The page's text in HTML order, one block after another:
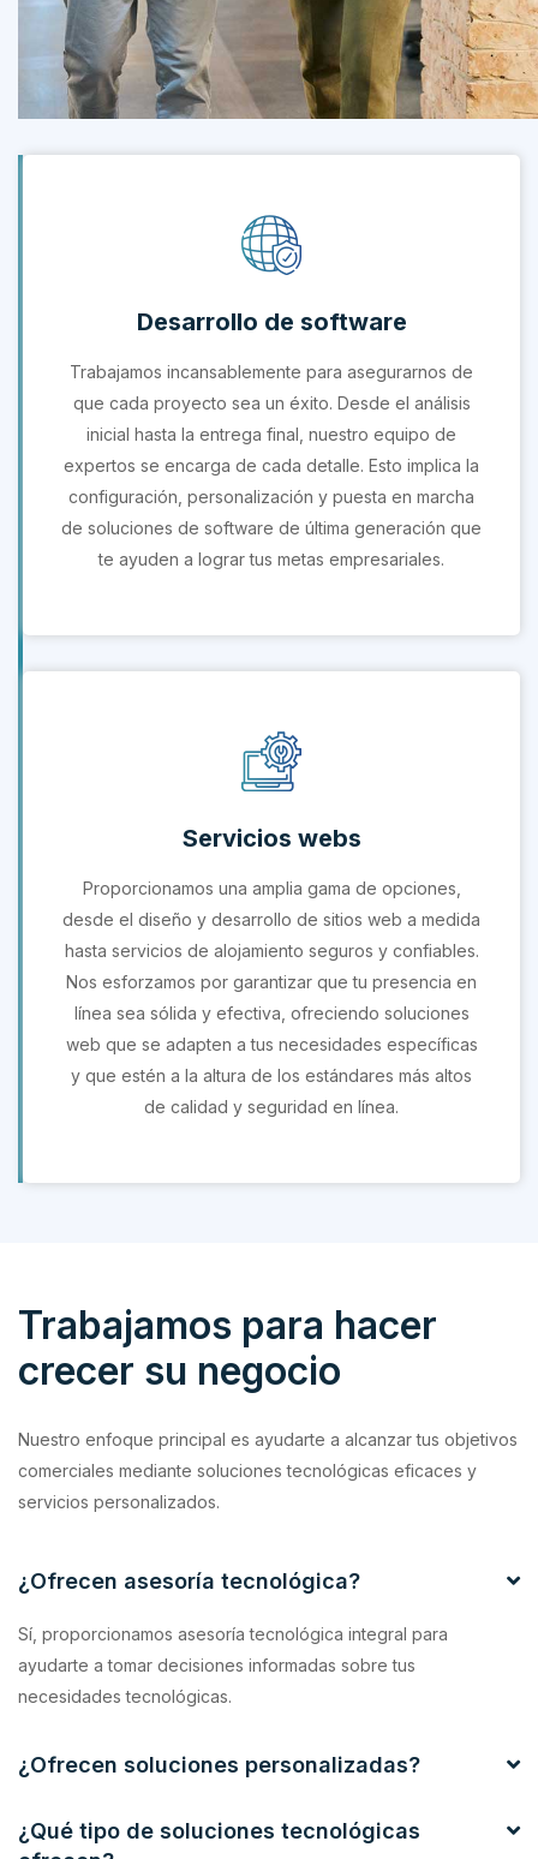
Desarrollo de software
Trabajamos incansablemente para asegurarnos de
que cada proyecto sea un éxito. Desde el análisis
inicial hasta la entrega final, nuestro equipo de
expertos se encarga de cada detalle. Esto implica la
configuración, personalización y puesta en marcha
de soluciones de software de última generación que
te ayuden a lograr tus metas empresariales.
Servicios webs
Proporcionamos una amplia gama de opciones,
desde el diseño y desarrollo de sitios web a medida
hasta servicios de alojamiento seguros y confiables.
Nos esforzamos por garantizar que tu presencia en
línea sea sólida y efectiva, ofreciendo soluciones
web que se adapten a tus necesidades específicas
y que estén a la altura de los estándares más altos
de calidad y seguridad en línea.
Trabajamos para hacer
crecer su negocio
Nuestro enfoque principal es ayudarte a alcanzar tus objetivos
comerciales mediante soluciones tecnológicas eficaces y
servicios personalizados.
¿Ofrecen asesoría tecnológica?
Sí, proporcionamos asesoría tecnológica integral para
ayudarte a tomar decisiones informadas sobre tus
necesidades tecnológicas.
¿Ofrecen soluciones personalizadas?
¿Qué tipo de soluciones tecnológicas